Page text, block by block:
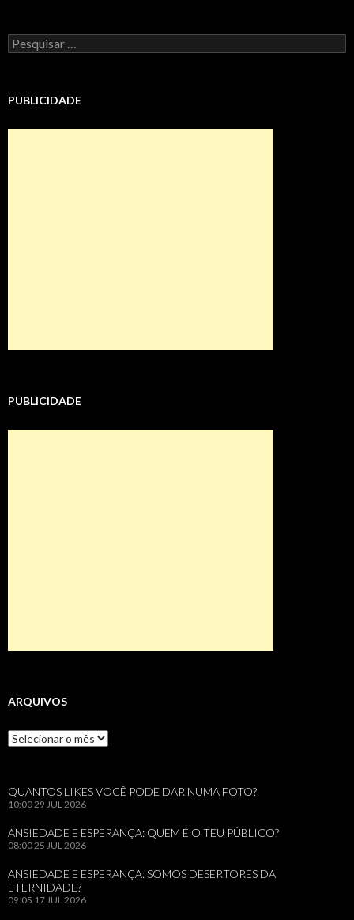
Pesquisar
por:
PUBLICIDADE
PUBLICIDADE
ARQUIVOS
Arquivos
QUANTOS LIKES VOCÊ PODE DAR NUMA FOTO?
10:0029 JUL 2026
ANSIEDADE E ESPERANÇA: QUEM É O TEU PÚBLICO?
08:0025 JUL 2026
ANSIEDADE E ESPERANÇA: SOMOS DESERTORES DA
ETERNIDADE?
09:05 17 JUL 2026